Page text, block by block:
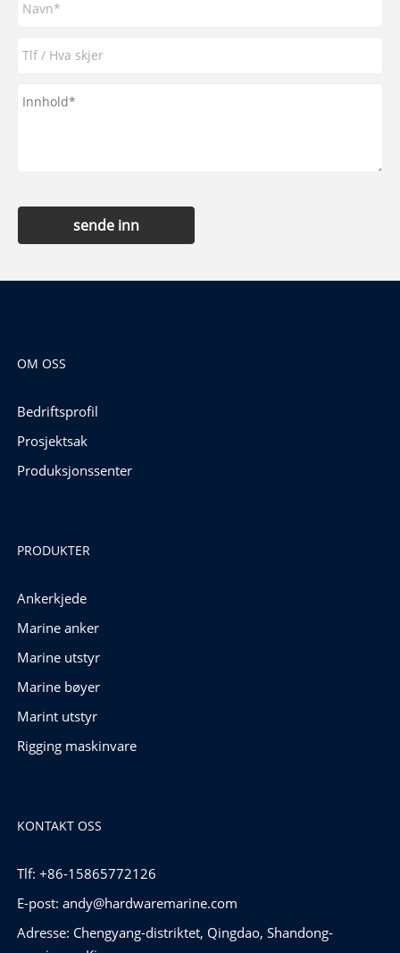
sende inn
OM OSS
Bedriftsprofil
Prosjektsak
Produksjonssenter
PRODUKTER
Ankerkjede
Marine anker
Marine utstyr
Marine bøyer
Marint utstyr
Rigging maskinvare
KONTAKT OSS
Tlf: +86-15865772126
E-post: andy@hardwaremarine.com
Adresse: Chengyang-distriktet, Qingdao, Shandong-